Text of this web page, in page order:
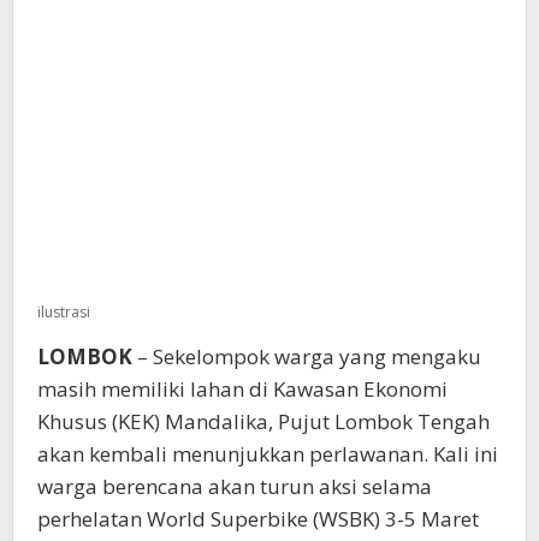
ilustrasi
LOMBOK – Sekelompok warga yang mengaku
masih memiliki lahan di Kawasan Ekonomi
Khusus (KEK) Mandalika, Pujut Lombok Tengah
akan kembali menunjukkan perlawanan. Kali ini
warga berencana akan turun aksi selama
perhelatan World Superbike (WSBK) 3-5 Maret